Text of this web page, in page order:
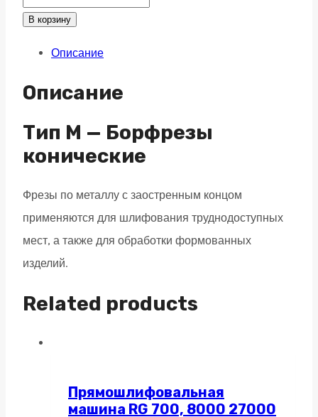
коническая
насечка
по
quantity
В корзину
Описание
Описание
Тип M — Борфрезы
конические
Фрезы по металлу с заостренным концом
применяются для шлифования труднодоступных
мест, а также для обработки формованных
изделий.
Related products
Прямошлифовальная
машина RG 700, 8000 27000